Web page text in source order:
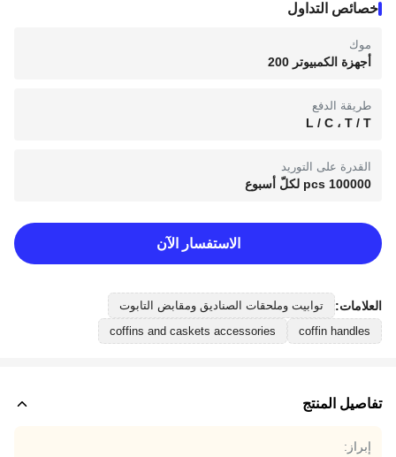
خصائص التداول
موك
أجهزة الكمبيوتر 200
طريقة الدفع
L / C ، T / T
القدرة على التوريد
100000 pcs لكلّ أسبوع
الاستفسار الآن
العلامات:
توابيت وملحقات الصناديق ومقابض التابوت
coffin handles
coffins and caskets accessories
تفاصيل المنتج
إبراز: